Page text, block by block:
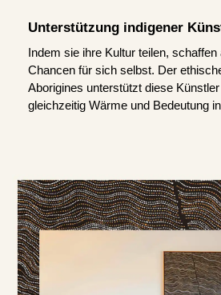
Unterstützung indigener
Indem sie ihre Kultur teilen,
Chancen für sich selbst. Der
Aborigines unterstützt diese
gleichzeitig Wärme und Bedeutung